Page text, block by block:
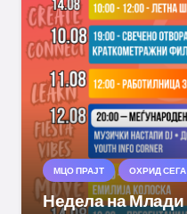
МЦО ПРАЈТ ОХРИД СЕГА
Недела на Млади